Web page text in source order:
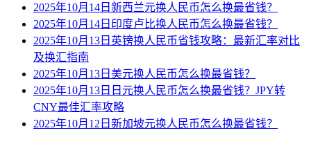
2025年10月14日新西兰元换人民币怎么换最省钱？
2025年10月14日印度卢比换人民币怎么换最省钱？
2025年10月13日英镑换人民币省钱攻略：最新汇率对比
及换汇指南
2025年10月13日美元换人民币怎么换最省钱？
2025年10月13日日元换人民币怎么换最省钱？JPY转
CNY最佳汇率攻略
2025年10月12日新加坡元换人民币怎么换最省钱？